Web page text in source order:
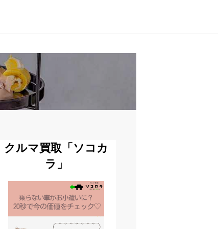
クルマ買取「ソコカ
ラ」